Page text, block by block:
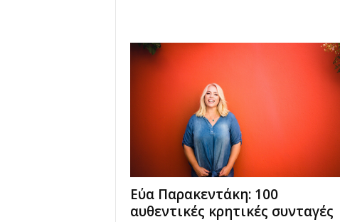
Εύα Παρακεντάκη: 100
αυθεντικές κρητικές συνταγές